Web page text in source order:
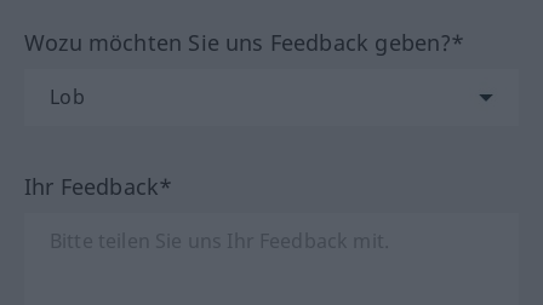
Wozu möchten Sie uns Feedback geben?*
Ihr Feedback*